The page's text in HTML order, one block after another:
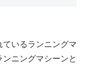
ているランニングマ
ニングマシーンと